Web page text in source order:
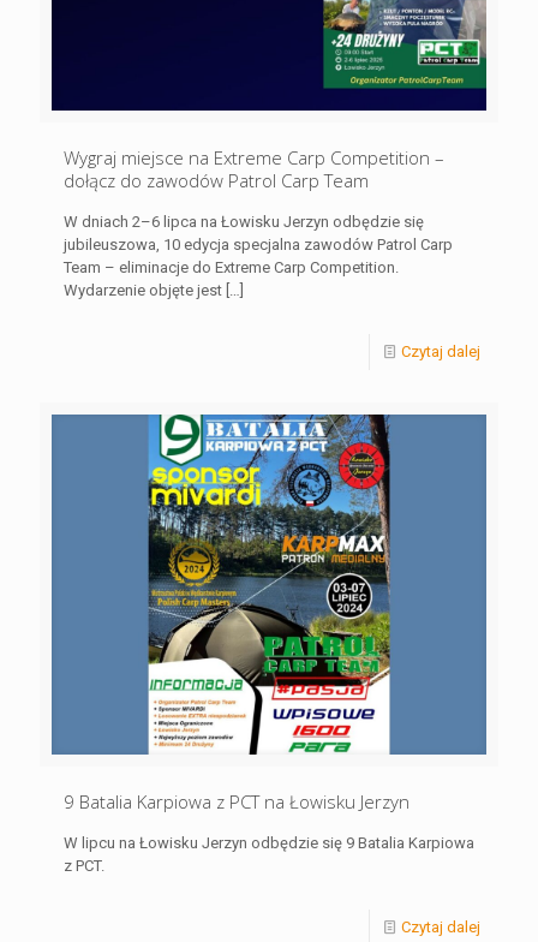
Wygraj miejsce na Extreme Carp Competition –
dołącz do zawodów Patrol Carp Team
W dniach 2–6 lipca na Łowisku Jerzyn odbędzie się
jubileuszowa, 10 edycja specjalna zawodów Patrol Carp
Team – eliminacje do Extreme Carp Competition.
Wydarzenie objęte jest
Czytaj dalej
9 Batalia Karpiowa z PCT na Łowisku Jerzyn
W lipcu na Łowisku Jerzyn odbędzie się 9 Batalia Karpiowa
z PCT.
Czytaj dalej